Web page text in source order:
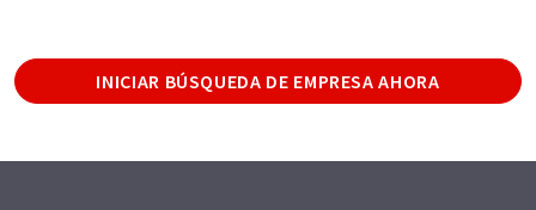
INICIAR BÚSQUEDA DE EMPRESA AHORA